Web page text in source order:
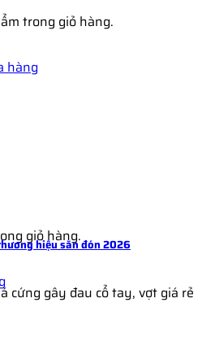
trong giỏ hàng.
hàng
giỏ hàng.
hiệu săn đón 2026
cứng gây đau cổ tay, vợt giá rẻ